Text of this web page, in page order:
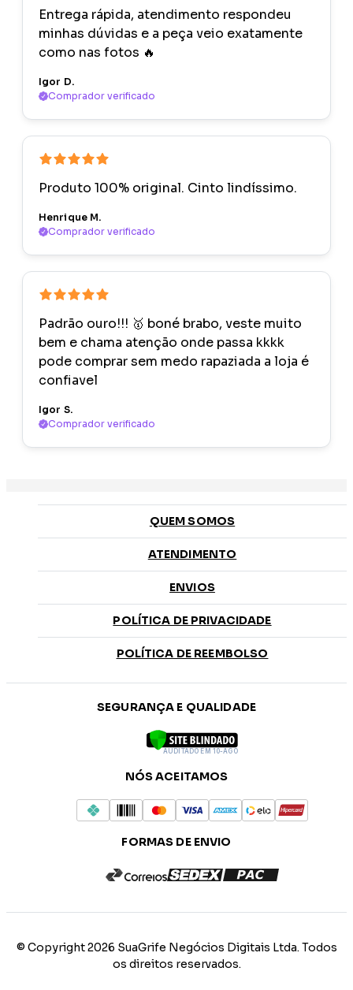
Entrega rápida, atendimento respondeu
minhas dúvidas e a peça veio exatamente
como nas fotos 🔥
Igor D.
Comprador verificado
Produto 100% original. Cinto lindíssimo.
Henrique M.
Comprador verificado
Padrão ouro!!! 🥇 boné brabo, veste muito
bem e chama atenção onde passa kkkk
pode comprar sem medo rapaziada a loja é
confiavel
Igor S.
Comprador verificado
QUEM SOMOS
ATENDIMENTO
ENVIOS
POLÍTICA DE PRIVACIDADE
POLÍTICA DE REEMBOLSO
SEGURANÇA E QUALIDADE
AUDITADO EM 10-AGO
NÓS ACEITAMOS
FORMAS DE ENVIO
© Copyright 2026 SuaGrife Negócios Digitais Ltda. Todos
os direitos reservados.